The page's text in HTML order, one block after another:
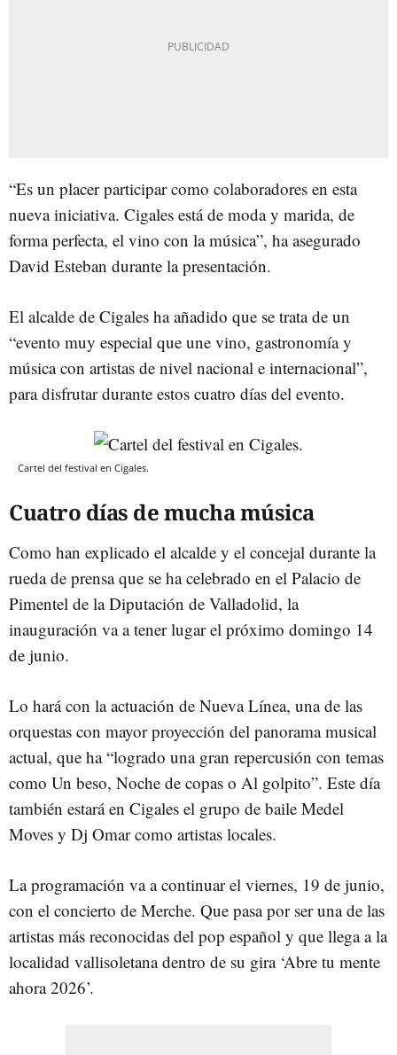
“Es un placer participar como colaboradores en esta
nueva iniciativa. Cigales está de moda y marida, de
forma perfecta, el vino con la música”, ha asegurado
David Esteban durante la presentación.
El alcalde de Cigales ha añadido que se trata de un
“evento muy especial que une vino, gastronomía y
música con artistas de nivel nacional e internacional”,
para disfrutar durante estos cuatro días del evento.
Cartel del festival en Cigales.
Cuatro días de mucha música
Como han explicado el alcalde y el concejal durante la
rueda de prensa que se ha celebrado en el Palacio de
Pimentel de la Diputación de Valladolid, la
inauguración va a tener lugar el próximo domingo 14
de junio.
Lo hará con la actuación de Nueva Línea, una de las
orquestas con mayor proyección del panorama musical
actual, que ha “logrado una gran repercusión con temas
como Un beso, Noche de copas o Al golpito”. Este día
también estará en Cigales el grupo de baile Medel
Moves y Dj Omar como artistas locales.
La programación va a continuar el viernes, 19 de junio,
con el concierto de Merche. Que pasa por ser una de las
artistas más reconocidas del pop español y que llega a la
localidad vallisoletana dentro de su gira ‘Abre tu mente
ahora 2026’.